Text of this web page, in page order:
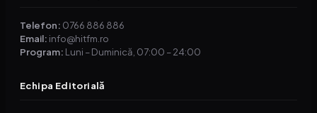
Telefon: 0766 886 886
Email: info@hitfm.ro
Program: Luni – Duminică, 07:00 – 24:00
Echipa Editorială